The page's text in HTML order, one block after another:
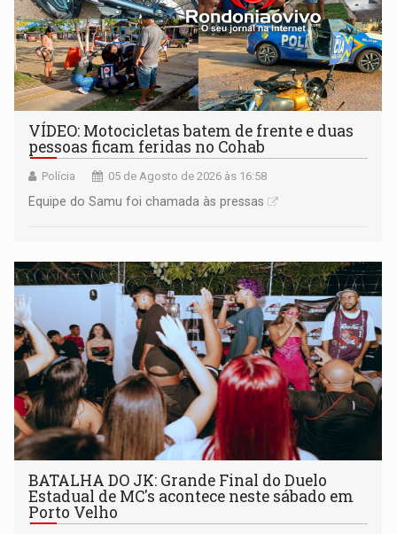
VÍDEO: Motocicletas batem de frente e duas
pessoas ficam feridas no Cohab
Polícia 05 de Agosto de 2026 às 16:58
Equipe do Samu foi chamada às pressas
BATALHA DO JK: Grande Final do Duelo
Estadual de MC's acontece neste sábado em
Porto Velho